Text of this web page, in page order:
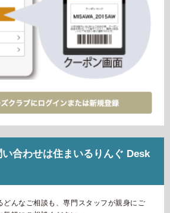
合わせは住まいるりんぐ Desk
どんなご相談も、専門スタッフが親身にご